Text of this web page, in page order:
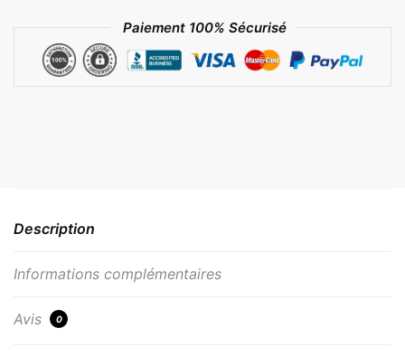
Paiement 100% Sécurisé
Description
Informations complémentaires
Avis 0